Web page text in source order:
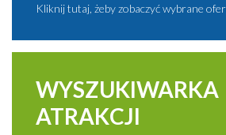
Kliknij tutaj, żeby zobaczyć wybrane
WYSZUKIWARKA
ATRAKCJI